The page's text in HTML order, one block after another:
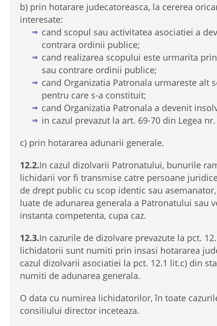
b) prin hotarare judecatoreasca, la cererea
interesate:
cand scopul sau activitatea asociatiei a
contrara ordinii publice;
cand realizarea scopului este urmarita
sau contrare ordinii publice;
cand Organizatia Patronala urmareste alt
pentru care s-a constituit;
cand Organizatia Patronala a devenit
in cazul prevazut la art. 69-70 din Legea
c) prin hotararea adunarii generale.
12.2.In cazul dizolvarii Patronatului, bunurile
lichidarii vor fi transmise catre persoane
de drept public cu scop identic sau
luate de adunarea generala a Patronatului sau
instanta competenta, cupa caz.
12.3.In cazurile de dizolvare prevazute la pct.
lichidatorii sunt numiti prin insasi hotararea
cazul dizolvarii asociatiei la pct. 12.1 lit.c) din
numiti de adunarea generala.
O data cu numirea lichidatorilor, în toate
consiliului director inceteaza.